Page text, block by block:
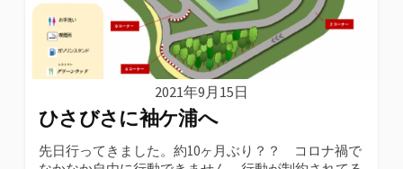
2021年9月15日
ひさびさに袖ケ浦へ
先日行ってきました。約10ヶ月ぶり？？ コロナ禍で